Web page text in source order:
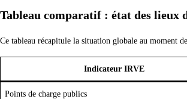
Tableau comparatif : état des lieux
Ce tableau récapitule la situation globale au moment
Indicateur IRVE
Points de charge publics